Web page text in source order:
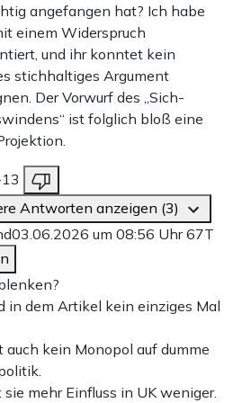
angefangen hat? Ich habe
einem Widerspruch
und ihr konntet kein
stichhaltiges Argument
Der Vorwurf des „Sich-
ist folglich bloß eine
Antworten anzeigen (3)
03.06.2026 um 08:56 Uhr67T
in dem Artikel kein einziges Mal
auch kein Monopol auf dumme
sie mehr Einfluss in UK weniger.